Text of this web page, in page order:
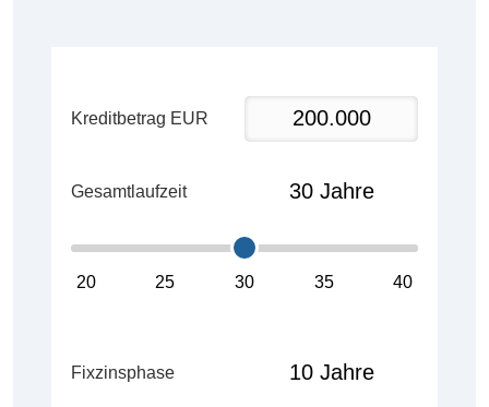
Kreditbetrag EUR
Gesamtlaufzeit
Fixzinsphase
20 25 30 35 40